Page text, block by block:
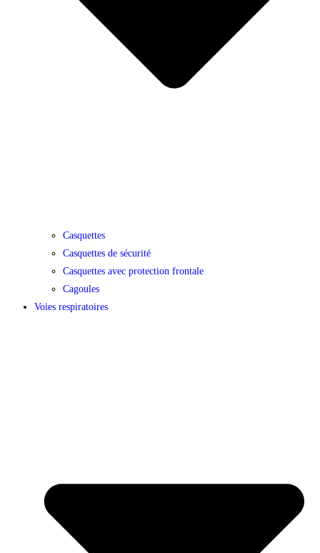
Casquettes
Casquettes de sécurité
Casquettes avec protection frontale
Cagoules
Voies respiratoires